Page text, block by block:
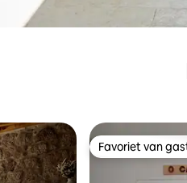
Favoriet van
Favoriet van